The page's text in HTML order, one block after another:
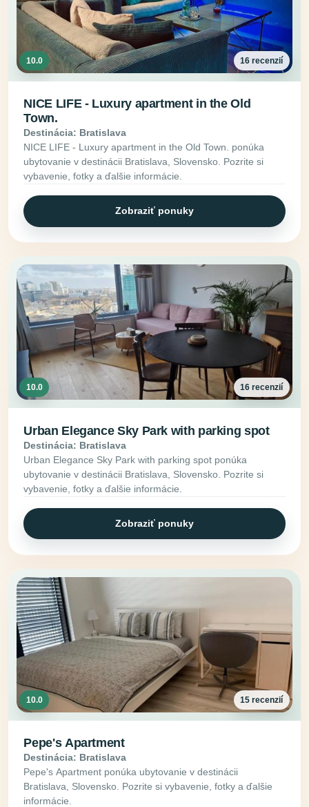
10.0 16 recenzií
NICE LIFE - Luxury apartment in the Old
Town.
Destinácia: Bratislava
NICE LIFE - Luxury apartment in the Old Town. ponúka
ubytovanie v destinácii Bratislava, Slovensko. Pozrite si
vybavenie, fotky a ďalšie informácie.
Zobraziť ponuky
10.0 16 recenzií
Urban Elegance Sky Park with parking spot
Destinácia: Bratislava
Urban Elegance Sky Park with parking spot ponúka
ubytovanie v destinácii Bratislava, Slovensko. Pozrite si
vybavenie, fotky a ďalšie informácie.
Zobraziť ponuky
10.0 15 recenzií
Pepe's Apartment
Destinácia: Bratislava
Pepe's Apartment ponúka ubytovanie v destinácii
Bratislava, Slovensko. Pozrite si vybavenie, fotky a ďalšie
informácie.